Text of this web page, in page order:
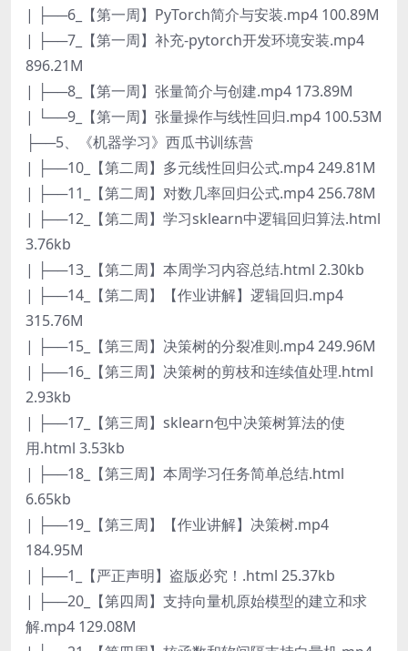
| ├──6_【第一周】PyTorch简介与安装.mp4 100.89M
| ├──7_【第一周】补充-pytorch开发环境安装.mp4
896.21M
| ├──8_【第一周】张量简介与创建.mp4 173.89M
| └──9_【第一周】张量操作与线性回归.mp4 100.53M
├──5、《机器学习》西瓜书训练营
| ├──10_【第二周】多元线性回归公式.mp4 249.81M
| ├──11_【第二周】对数几率回归公式.mp4 256.78M
| ├──12_【第二周】学习sklearn中逻辑回归算法.html
3.76kb
| ├──13_【第二周】本周学习内容总结.html 2.30kb
| ├──14_【第二周】【作业讲解】逻辑回归.mp4
315.76M
| ├──15_【第三周】决策树的分裂准则.mp4 249.96M
| ├──16_【第三周】决策树的剪枝和连续值处理.html
2.93kb
| ├──17_【第三周】sklearn包中决策树算法的使
用.html 3.53kb
| ├──18_【第三周】本周学习任务简单总结.html
6.65kb
| ├──19_【第三周】【作业讲解】决策树.mp4
184.95M
| ├──1_【严正声明】盗版必究！.html 25.37kb
| ├──20_【第四周】支持向量机原始模型的建立和求
解.mp4 129.08M